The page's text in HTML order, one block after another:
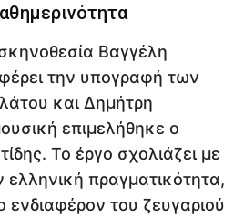
Βαγγέλη
την υπογραφή των
και Δημήτρη
επιμελήθηκε ο
Το έργο σχολιάζει με
ελληνική πραγματικότητα,
του ζευγαριού